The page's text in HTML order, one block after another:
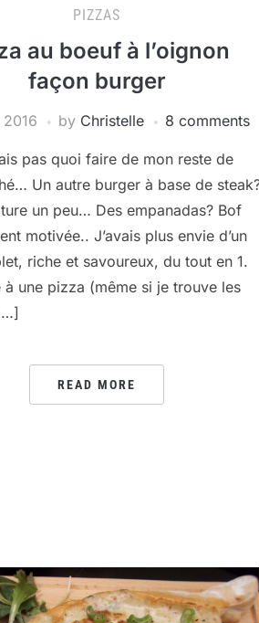
PIZZAS
au boeuf à l’oignon
façon burger
by Christelle 8 comments
pas quoi faire de mon reste de
Un autre burger à base de
un peu… Des empanadas? Bof
motivée.. J’avais plus envie d’un
riche et savoureux, du tout en 1.
à une pizza (même si je trouve les
READ MORE